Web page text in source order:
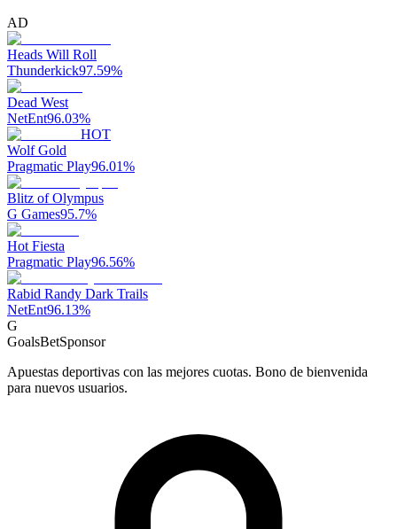
AD
Heads Will Roll
Thunderkick97.59%
Dead West
NetEnt96.03%
HOT
Wolf Gold
Pragmatic Play96.01%
Blitz of Olympus
G Games95.7%
Hot Fiesta
Pragmatic Play96.56%
Rabid Randy Dark Trails
NetEnt96.13%
G
GoalsBetSponsor
Apuestas deportivas con las mejores cuotas. Bono de bienvenida
para nuevos usuarios.